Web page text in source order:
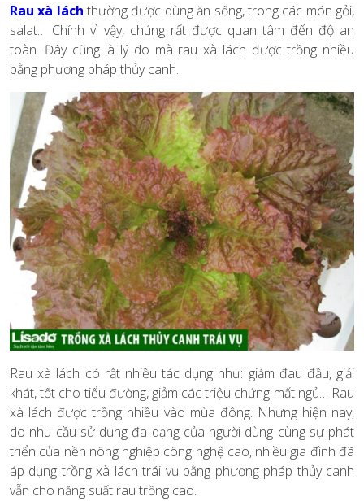
Rau xà lách thường được dùng ăn sống, trong các món gỏi,
salat… Chính vì vậy, chúng rất được quan tâm đến độ an
toàn. Đây cũng là lý do mà rau xà lách được trồng nhiều
bằng phương pháp thủy canh.
Rau xà lách có rất nhiều tác dụng như: giảm đau đầu, giải
khát, tốt cho tiểu đường, giảm các triệu chứng mất ngủ… Rau
xà lách được trồng nhiều vào mùa đông. Nhưng hiện nay,
do nhu cầu sử dụng đa dạng của người dùng cùng sự phát
triển của nền nông nghiệp công nghệ cao, nhiều gia đình đã
áp dụng trồng xà lách trái vụ bằng phương pháp thủy canh
vẫn cho năng suất rau trồng cao.